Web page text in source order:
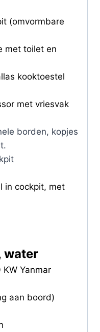
(omvormbare
met toilet en
kooktoestel
met vriesvak
borden, kopjes
in cockpit, met
Yanmar
aan boord)